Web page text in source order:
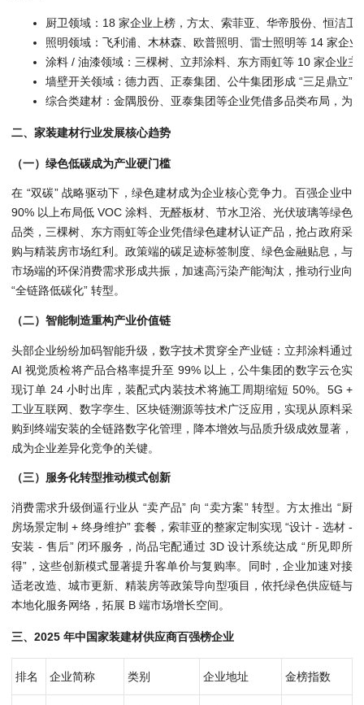
厨卫领域：18 家企业上榜，方太、索菲亚、华帝股份、恒洁
照明领域：飞利浦、木林森、欧普照明、雷士照明等 14 家企
涂料 / 油漆领域：三棵树、立邦涂料、东方雨虹等 10 家企业
墙壁开关领域：德力西、正泰集团、公牛集团形成 “三足鼎立”
综合类建材：金隅股份、亚泰集团等企业凭借多品类布局，为
二、家装建材行业发展核心趋势
（一）绿色低碳成为产业硬门槛
在 “双碳” 战略驱动下，绿色建材成为企业核心竞争力。百强企业中
90% 以上布局低 VOC 涂料、无醛板材、节水卫浴、光伏玻璃等绿色
品类，三棵树、东方雨虹等企业凭借绿色建材认证产品，抢占政府采
购与精装房市场红利。政策端的碳足迹标签制度、绿色金融贴息，与
市场端的环保消费需求形成共振，加速高污染产能淘汰，推动行业向
“全链路低碳化” 转型。
（二）智能制造重构产业价值链
头部企业纷纷加码智能升级，数字技术贯穿全产业链：立邦涂料通过
AI 视觉质检将产品合格率提升至 99% 以上，公牛集团的数字云仓实
现订单 24 小时出库，装配式内装技术将施工周期缩短 50%。5G +
工业互联网、数字孪生、区块链溯源等技术广泛应用，实现从原料采
购到终端安装的全链路数字化管理，降本增效与品质升级成效显著，
成为企业差异化竞争的关键。
（三）服务化转型推动模式创新
消费需求升级倒逼行业从 “卖产品” 向 “卖方案” 转型。方太推出 “厨
房场景定制 + 终身维护” 套餐，索菲亚的整家定制实现 “设计 - 选材 -
安装 - 售后” 闭环服务，尚品宅配通过 3D 设计系统达成 “所见即所
得”，这些创新模式显著提升客单价与复购率。同时，企业加速对接
适老改造、城市更新、精装房等政策导向型项目，依托绿色供应链与
本地化服务网络，拓展 B 端市场增长空间。
三、2025 年中国家装建材供应商百强榜企业
排名 企业简称 类别 企业地址 金榜指数